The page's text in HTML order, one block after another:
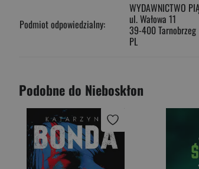
Podmiot odpowiedzialny:
WYDAWNICTWO
ul. Wałowa 11
39-400 Tarnobrzeg
PL
Podobne do Nieboskłon